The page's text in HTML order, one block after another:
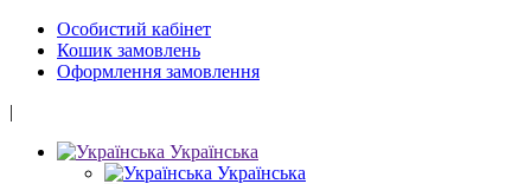
Особистий кабінет
Кошик замовлень
Оформлення замовлення
|
Українська
Українська